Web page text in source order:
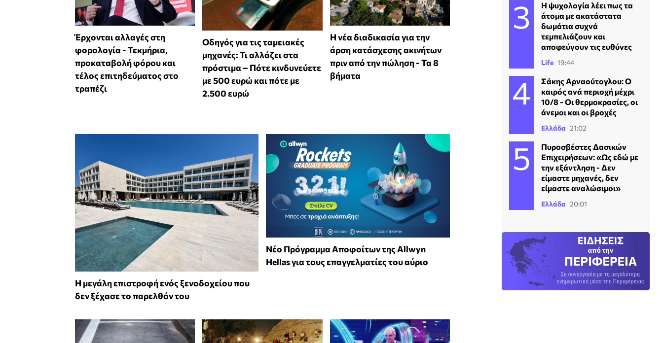
Έρχονται αλλαγές στη
φορολογία - Τεκμήρια,
προκαταβολή φόρου και
τέλος επιτηδεύματος στο
τραπέζι
Οδηγός για τις ταμειακές
μηχανές: Τι αλλάζει στα
πρόστιμα – Πότε κινδυνεύετε
με 500 ευρώ και πότε με
2.500 ευρώ
Η νέα διαδικασία για την
άρση κατάσχεσης ακινήτων
πριν από την πώληση - Τα 8
βήματα
Η μεγάλη επιστροφή ενός ξενοδοχείου που
δεν ξέχασε το παρελθόν του
Νέο Πρόγραμμα Αποφοίτων της Allwyn
Hellas για τους επαγγελματίες του αύριο
Η ψυχολογία λέει πως τα
άτομα με ακατάστατα
δωμάτια συχνά
τεμπελιάζουν και
αποφεύγουν τις ευθύνες
Life 19:44
Σάκης Αρναούτογλου: Ο
καιρός ανά περιοχή μέχρι
10/8 - Οι θερμοκρασίες, οι
άνεμοι και οι βροχές
Ελλάδα 21:02
Πυροσβέστες Δασικών
Επιχειρήσεων: «Ως εδώ με
την εξάντληση - Δεν
είμαστε μηχανές, δεν
είμαστε αναλώσιμοι»
Ελλάδα 20:01